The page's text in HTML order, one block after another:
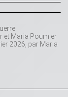
et Maria Poumier
2026, par Maria